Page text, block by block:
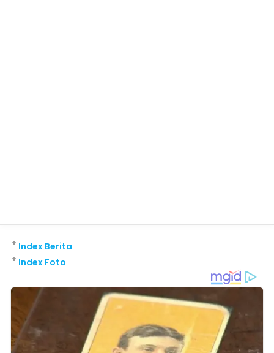
Index Berita
+
Index Foto
+